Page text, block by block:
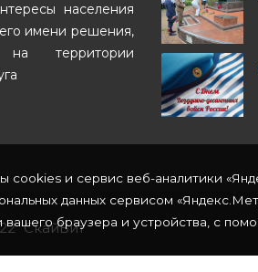
населения
имени решения,
на территории
СкайБит
cookies и сервис веб-аналитики
данных сервисом
вашего браузера и устройства, с